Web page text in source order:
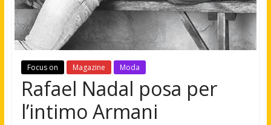
Focus on Magazine Moda
Rafael Nadal posa per
l’intimo Armani